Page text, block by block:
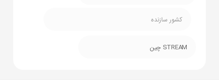
کشور سازنده
STREAM چین